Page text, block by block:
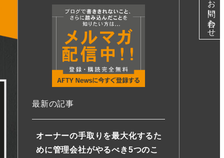
お問い合わせ
最新の記事
オーナーの手取りを最大化するた
めに管理会社がやるべき5つのこ